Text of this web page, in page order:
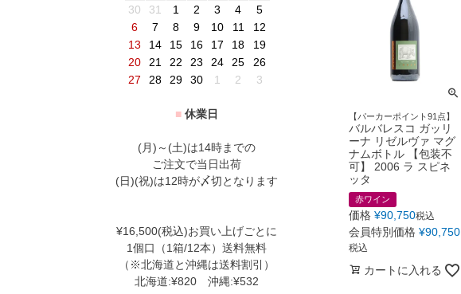
30
31 1 2 3 4
5
6
7 8 9 10 11
12
13
14 15 16 17 18
19
20
21 22 23 24 25
26
27
28 29 30 1 2 3
■ 休業日
(月)～(土)は14時までの
ご注文で当日出荷
(日)(祝)は12時が〆切となります
¥16,500(税込)お買い上げごとに
1個口（1箱/12本）送料無料
（※北海道と沖縄は送料割引）
北海道:¥820 沖縄:¥532
【パーカーポイント91点】
バルバレスコ ガッリ
ーナ リゼルヴァ マグ
ナムボトル 【包装不
可】 2006 ラ スピネ
ッタ
赤ワイン
価格 ¥90,750税込
会員特別価格 ¥90,750
税込
カートに入れる